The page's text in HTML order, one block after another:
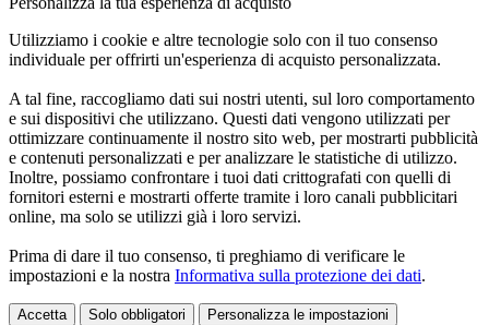
Utilizziamo i cookie e altre tecnologie solo con il tuo consenso
individuale per offrirti un'esperienza di acquisto personalizzata.
A tal fine, raccogliamo dati sui nostri utenti, sul loro comportamento
e sui dispositivi che utilizzano. Questi dati vengono utilizzati per
ottimizzare continuamente il nostro sito web, per mostrarti pubblicità
e contenuti personalizzati e per analizzare le statistiche di utilizzo.
Inoltre, possiamo confrontare i tuoi dati crittografati con quelli di
fornitori esterni e mostrarti offerte tramite i loro canali pubblicitari
online, ma solo se utilizzi già i loro servizi.
Prima di dare il tuo consenso, ti preghiamo di verificare le
impostazioni e la nostra Informativa sulla protezione dei dati.
Accetta Solo obbligatori Personalizza le impostazioni